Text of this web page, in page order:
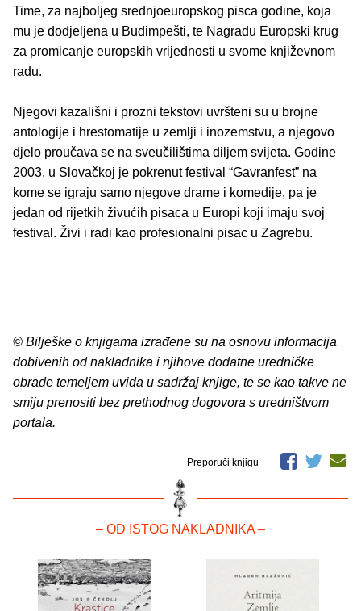
Time, za najboljeg srednjoeuropskog pisca godine, koja
mu je dodjeljena u Budimpešti, te Nagradu Europski krug
za promicanje europskih vrijednosti u svome književnom
radu.
Njegovi kazališni i prozni tekstovi uvršteni su u brojne
antologije i hrestomatije u zemlji i inozemstvu, a njegovo
djelo proučava se na sveučilištima diljem svijeta. Godine
2003. u Slovačkoj je pokrenut festival “Gavranfest” na
kome se igraju samo njegove drame i komedije, pa je
jedan od rijetkih živućih pisaca u Europi koji imaju svoj
festival. Živi i radi kao profesionalni pisac u Zagrebu.
© Bilješke o knjigama izrađene su na osnovu informacija
dobivenih od nakladnika i njihove dodatne uredničke
obrade temeljem uvida u sadržaj knjige, te se kao takve ne
smiju prenositi bez prethodnog dogovora s uredništvom
portala.
Preporuči knjigu
– OD ISTOG NAKLADNIKA –